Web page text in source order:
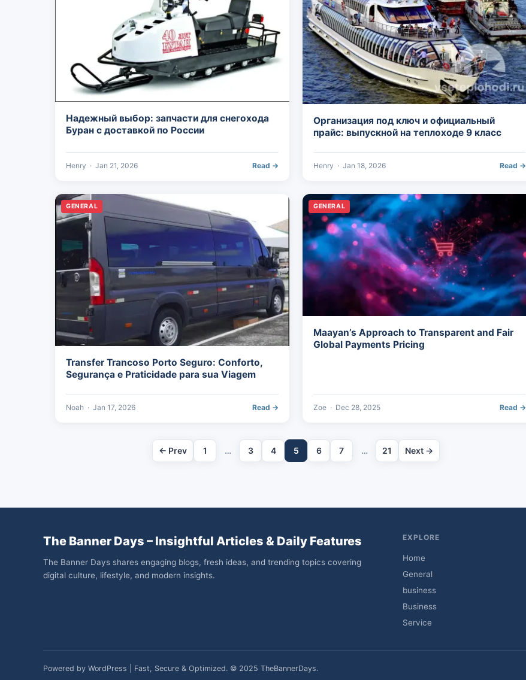
Надежный выбор: запчасти для снегохода
Буран с доставкой по России
Henry · Jan 21, 2026 Read →
Организация под ключ и официальный
прайс: выпускной на теплоходе 9 класс
Henry · Jan 18, 2026 Read →
GENERAL
Transfer Trancoso Porto Seguro: Conforto,
Segurança e Praticidade para sua Viagem
Noah · Jan 17, 2026 Read →
GENERAL
Maayan’s Approach to Transparent and Fair
Global Payments Pricing
Zoe · Dec 28, 2025 Read →
← Prev 1 … 3 4 5 6 7 … 21 Next →
The Banner Days – Insightful Articles & Daily Features
The Banner Days shares engaging blogs, fresh ideas, and trending topics covering
digital culture, lifestyle, and modern insights.
EXPLORE
Home
General
business
Business
Service
Powered by WordPress | Fast, Secure & Optimized. © 2025 TheBannerDays.